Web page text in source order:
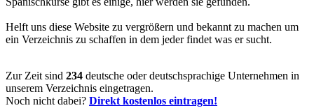
Helft uns diese Website zu vergrößern und bekannt zu machen um
ein Verzeichnis zu schaffen in dem jeder findet was er sucht.
Zur Zeit sind 234 deutsche oder deutschsprachige Unternehmen in
unserem Verzeichnis eingetragen.
Noch nicht dabei? Direkt kostenlos eintragen!